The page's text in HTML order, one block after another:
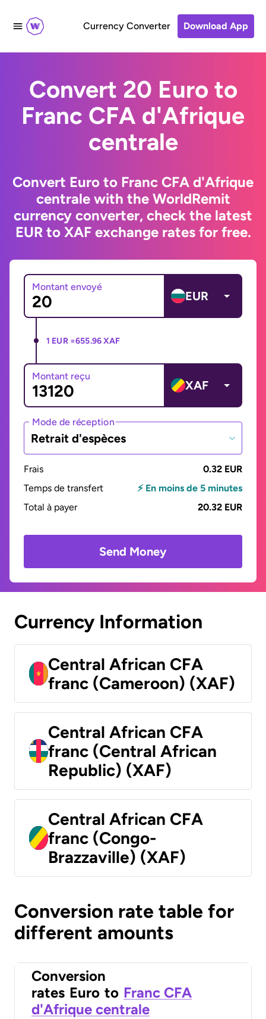
Currency Converter Download App
Convert 20 Euro to
Franc CFA d'Afrique
centrale
Convert Euro to Franc CFA d'Afrique
centrale with the WorldRemit
currency converter, check the latest
EUR to XAF exchange rates for free.
Montant envoyé
EUR
1 EUR =655.96 XAF
Montant reçu
XAF
Mode de réception
Retrait d'espèces
Frais
0.32 EUR
Temps de transfert
⚡ En moins de 5 minutes
Total à payer
20.32 EUR
Send Money
Currency Information
Central African CFA
franc (Cameroon) (XAF)
Central African CFA
franc (Central African
Republic) (XAF)
Central African CFA
franc (Congo-
Brazzaville) (XAF)
Conversion rate table for
different amounts
Conversion
rates Euro to Franc CFA
d'Afrique centrale